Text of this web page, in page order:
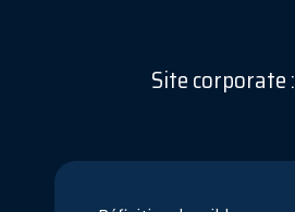
Site corporate :